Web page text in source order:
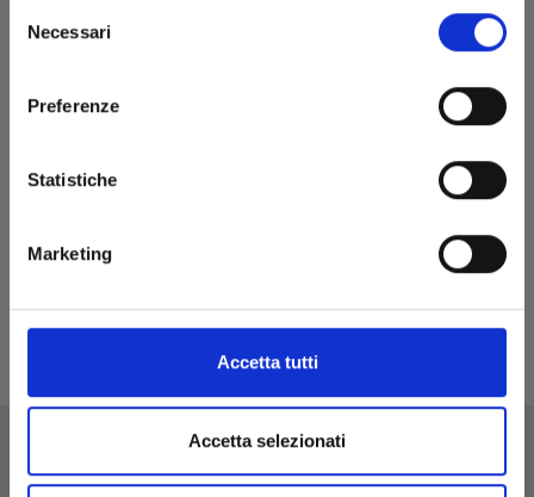
delNecessari
Preferenze
Statistiche
Marketing
Accetta tutti
Accetta selezionati
€ 7,90